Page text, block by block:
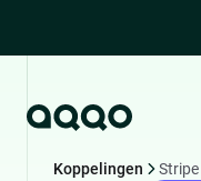
Koppelingen